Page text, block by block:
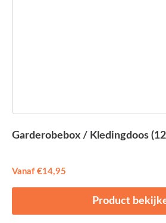
Garderobebox / Kledingdoos
Vanaf €14,95
Product